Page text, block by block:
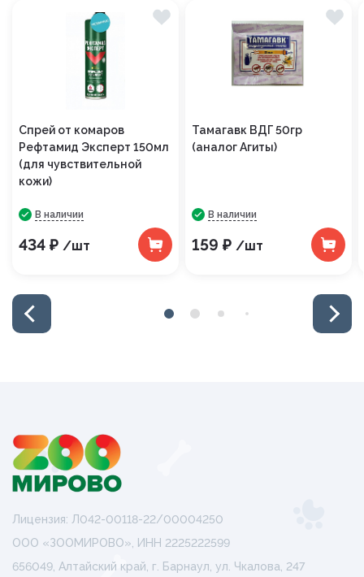
Спрей от комаров
Рефтамид Эксперт 150мл
(для чувствительной
кожи)
В наличии
434 ₽ /шт
Тамагавк ВДГ 50гр
(аналог Агиты)
В наличии
159 ₽ /шт
Лицензия: Л042-00118-22/00004250
ООО «ЗООМИРОВО», ИНН 2225222599
656049, Алтайский край, г. Барнаул, ул. Чкалова, 247